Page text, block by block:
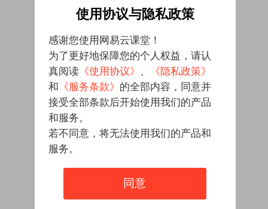
使用协议与隐私政策
感谢您使用网易云课堂！
为了更好地保障您的个人权益，请认
真阅读 《使用协议》 、
《隐私政策》
和 《服务条款》 的全部内容，同意并
接受全部条款后开始使用我们的产品
和服务。
若不同意，将无法使用我们的产品和
服务。
同意